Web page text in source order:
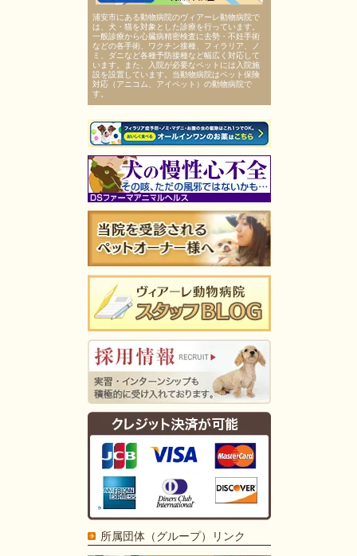
浦安市にある動物病院のヴィアーレ動物病院で
は、犬・猫を対象とした診療を行っています。
一般診療から心臓病精密検査に去勢・不妊手術
などの各手術、ワクチン接種、フィラリア、ノ
ミ、ダニなど各種予防接種など幅広く対応して
います。また、入院が必要なペットには入院施
設を設置しています。当動物病院はペット保険
対応（アニコム、アイペット）の動物病院で
す。
所属団体（グループ）リンク